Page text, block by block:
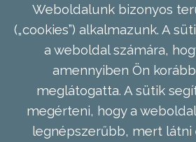
Weboldalunk bizonyos
(„cookies”) alkalmazunk. A
a weboldal számára,
amennyiben Ön
meglátogatta. A sütik
megérteni, hogy a
legnépszerűbb, mert látni